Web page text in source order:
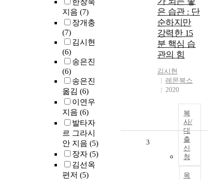
한창욱
지음 (7)
장개충
(7)
김시현
(6)
송은진
(6)
송은진
옮김 (6)
이연우
지음 (6)
발타자
르 그라시
안 지음 (5)
장자 (5)
김선옥
편저 (5)
은 습관 : 단
순하지만
강력한 15
분 핵심 습
관의 힘
김시현
레몬북스
2020
복
사/
대
출
신
청
목
3